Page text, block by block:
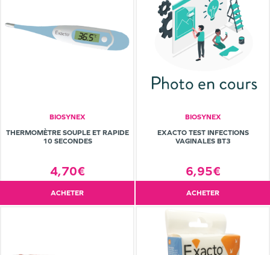
BIOSYNEX
THERMOMÈTRE SOUPLE ET RAPIDE
10 SECONDES
4,70€
ACHETER
BIOSYNEX
EXACTO TEST INFECTIONS
VAGINALES BT3
6,95€
ACHETER